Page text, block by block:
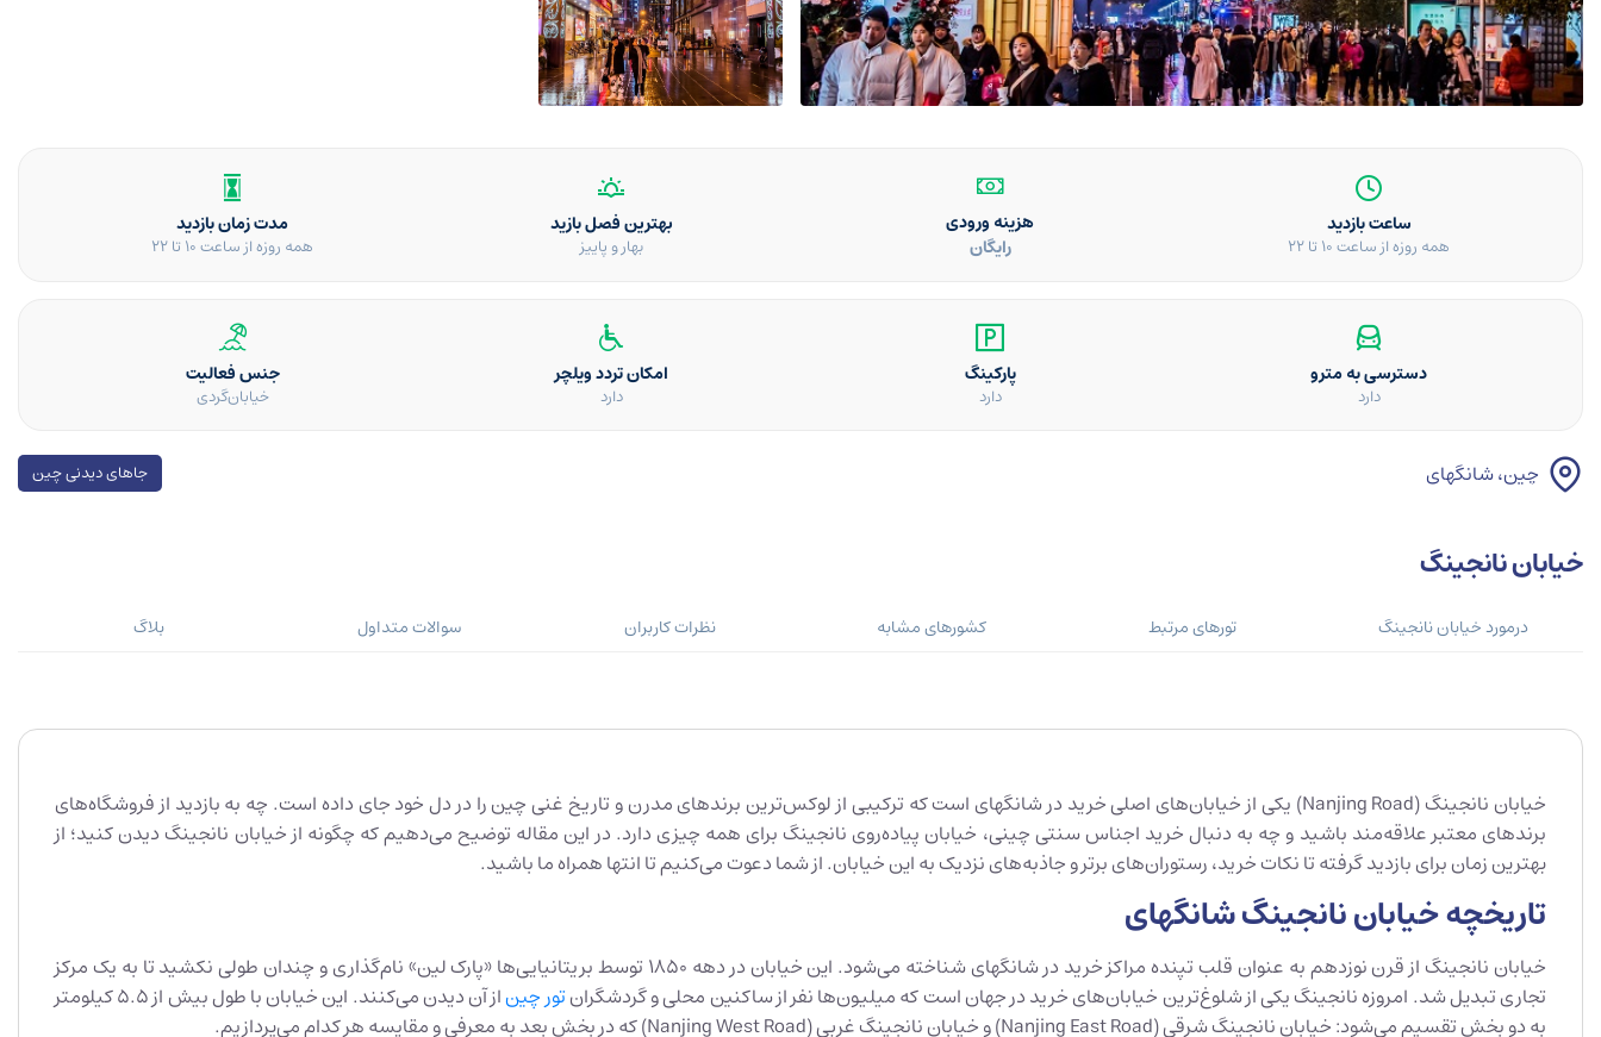
ساعت بازدید
همه روزه از ساعت ۱۰ تا ۲۲
هزینه ورودی
رایگان
بهترین فصل بازید
بهار و پاییز
مدت زمان بازدید
همه روزه از ساعت ۱۰ تا ۲۲
دسترسی به مترو
دارد
پارکینگ
دارد
امکان تردد ویلچر
دارد
جنس فعالیت
خیابان‌گردی
چین، شانگهای جاهای دیدنی چین
خیابان نانجینگ
درمورد خیابان نانجینگ تورهای مرتبط کشورهای مشابه نظرات کاربران سوالات متداول بلاگ
خیابان نانجینگ (Nanjing Road) یکی از خیابان‌های اصلی خرید در شانگهای است که ترکیبی از لوکس‌ترین برندهای مدرن و تاریخ غنی چین را در دل خود جای داده است. چه به بازدید از فروشگاه‌های
برندهای معتبر علاقه‌مند باشید و چه به دنبال خرید اجناس سنتی چینی، خیابان پیاده‌روی نانجینگ برای همه چیزی دارد. در این مقاله توضیح می‌دهیم که چگونه از خیابان نانجینگ دیدن کنید؛ از
بهترین زمان برای بازدید گرفته تا نکات خرید، رستوران‌های برتر و جاذبه‌های نزدیک به این خیابان. از شما دعوت می‌کنیم تا انتها همراه ما باشید.
تاریخچه خیابان نانجینگ شانگهای
خیابان نانجینگ از قرن نوزدهم به عنوان قلب تپنده مراکز خرید در شانگهای شناخته می‌شود. این خیابان در دهه 1850 توسط بریتانیایی‌ها «پارک لین» نام‌گذاری و چندان طولی نکشید تا به یک مرکز
تجاری تبدیل شد. امروزه نانجینگ یکی از شلوغ‌ترین خیابان‌های خرید در جهان است که میلیون‌ها نفر از ساکنین محلی و گردشگرانتور چین
از آن دیدن می‌کنند. این خیابان با طول بیش از 5.5 کیلومتر
به دو بخش تقسیم می‌شود: خیابان نانجینگ شرقی (Nanjing East Road) و خیابان نانجینگ غربی (Nanjing West Road) که در بخش بعد به معرفی و مقایسه هر کدام می‌پردازیم.